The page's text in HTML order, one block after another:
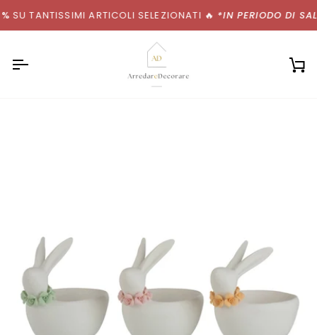
al
contenuto
SU TANTISSIMI ARTICOLI SELEZIONATI🔥*IN PERIODO DI